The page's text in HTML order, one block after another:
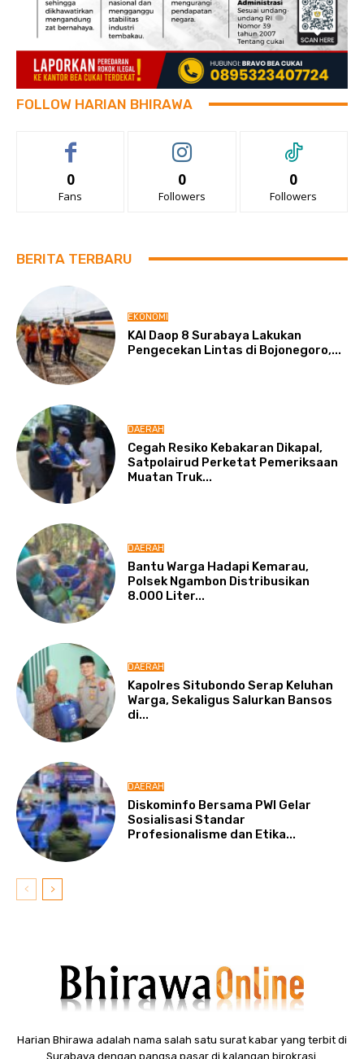
FOLLOW HARIAN BHIRAWA
0
Fans
0
Followers
0
Followers
BERITA TERBARU
EKONOMI
KAI Daop 8 Surabaya Lakukan
Pengecekan Lintas di Bojonegoro,...
DAERAH
Cegah Resiko Kebakaran Dikapal,
Satpolairud Perketat Pemeriksaan
Muatan Truk...
DAERAH
Bantu Warga Hadapi Kemarau,
Polsek Ngambon Distribusikan
8.000 Liter...
DAERAH
Kapolres Situbondo Serap Keluhan
Warga, Sekaligus Salurkan Bansos
di...
DAERAH
Diskominfo Bersama PWI Gelar
Sosialisasi Standar
Profesionalisme dan Etika...
Harian Bhirawa adalah nama salah satu surat kabar yang terbit di
Surabaya dengan pangsa pasar di kalangan birokrasi.